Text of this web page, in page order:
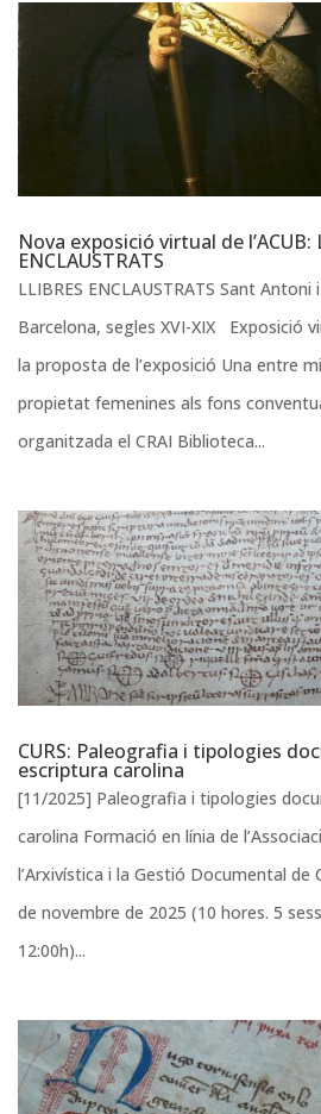
Nova exposició virtual de l’ACUB:
ENCLAUSTRATS
LLIBRES ENCLAUSTRATS Sant Antoni
Barcelona, segles XVI-XIX Exposició
la proposta de l’exposició Una entre
propietat femenines als fons
organitzada el CRAI Biblioteca...
CURS: Paleografia i tipologies
escriptura carolina
[11/2025] Paleografia i tipologies
carolina Formació en línia de
l’Arxivística i la Gestió Documental de
de novembre de 2025 (10 hores. 5
12:00h)...